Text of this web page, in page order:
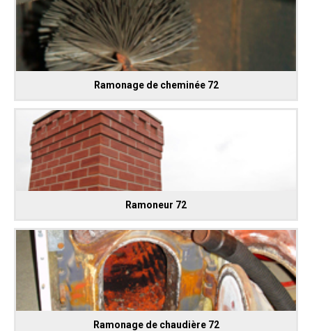
Ramonage de cheminée 72
Ramoneur 72
Ramonage de chaudière 72